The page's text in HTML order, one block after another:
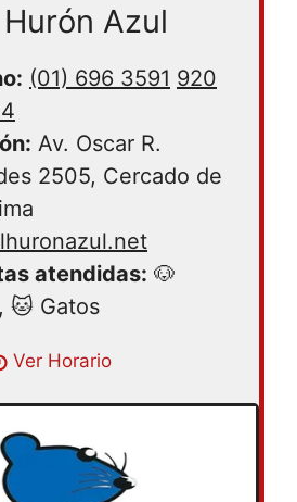
Hurón Azul
(01) 696 3591 920
Av. Oscar R.
2505, Cercado de
atendidas: 🐶
🐱 Gatos
Ver Horario